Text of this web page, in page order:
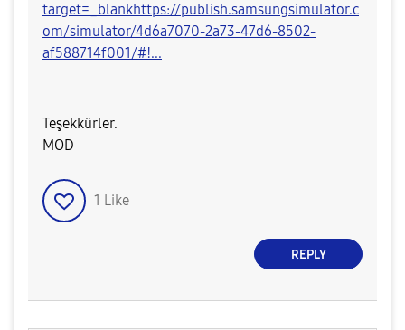
target=_blankhttps://publish.samsungsimulator.c
om/simulator/4d6a7070-2a73-47d6-8502-
af588714f001/#!...
Teşekkürler.
MOD​
1 Like
REPLY